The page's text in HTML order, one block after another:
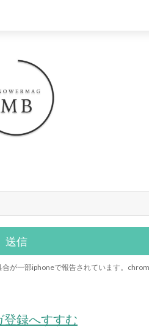
が一部iphoneで報告されています。
登録へすすむ